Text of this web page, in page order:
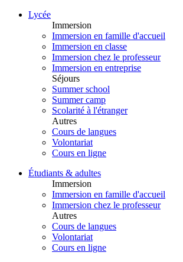
Lycée
Immersion
Immersion en famille d'accueil
Immersion en classe
Immersion chez le professeur
Immersion en entreprise
Séjours
Summer school
Summer camp
Scolarité à l'étranger
Autres
Cours de langues
Volontariat
Cours en ligne
Étudiants & adultes
Immersion
Immersion en famille d'accueil
Immersion chez le professeur
Autres
Cours de langues
Volontariat
Cours en ligne